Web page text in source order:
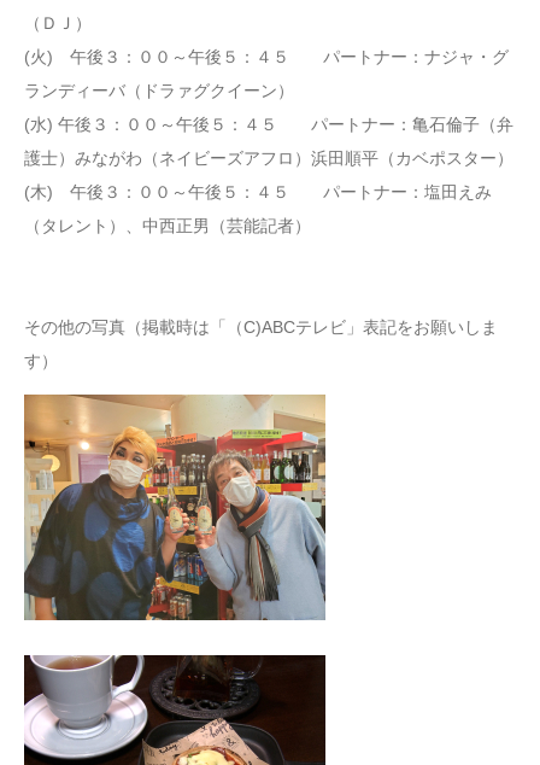
（ＤＪ）
(火) 午後３：００～午後５：４５ パートナー：ナジャ・グ
ランディーバ（ドラァグクイーン）
(水) 午後３：００～午後５：４５ パートナー：亀石倫子（弁
護士）みながわ（ネイビーズアフロ）浜田順平（カベポスター）
(木) 午後３：００～午後５：４５ パートナー：塩田えみ
（タレント）、中西正男（芸能記者）
その他の写真（掲載時は「（C)ABCテレビ」表記をお願いしま
す）